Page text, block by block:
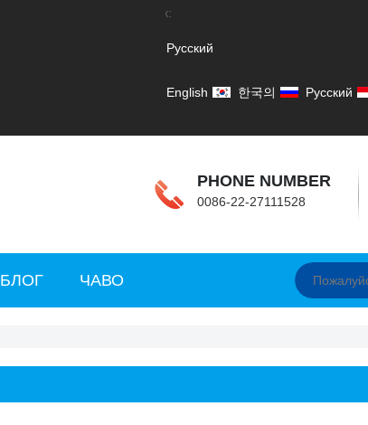
язык:
Русский
English 한국의 Русский
PHONE NUMBER
0086-22-27111528
БЛОГ ЧАВО